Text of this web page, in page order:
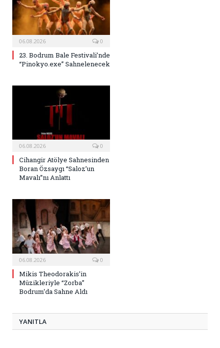
06.08.2026 0
23. Bodrum Bale Festivali’nde
“Pinokyo.exe” Sahnelenecek
06.08.2026 0
Cihangir Atölye Sahnesinden
Boran Özsaygı “Saloz’un
Mavalı”nı Anlattı
06.08.2026 0
Mikis Theodorakis’in
Müzikleriyle “Zorba”
Bodrum’da Sahne Aldı
YANITLA